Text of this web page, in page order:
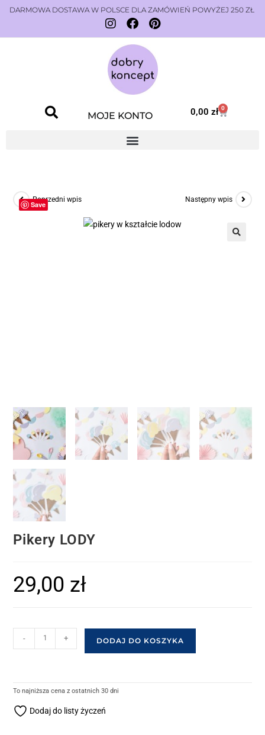
DARMOWA DOSTAWA W POLSCE DLA ZAMÓWIEŃ POWYŻEJ 250 ZŁ
MOJE KONTO 0,00zł 0
Poprzedni wpis Następny wpis
Save
Pikery LODY
29,00 zł
- + DODAJ DO KOSZYKA
To najniższa cena z ostatnich 30 dni
Dodaj do listy życzeń